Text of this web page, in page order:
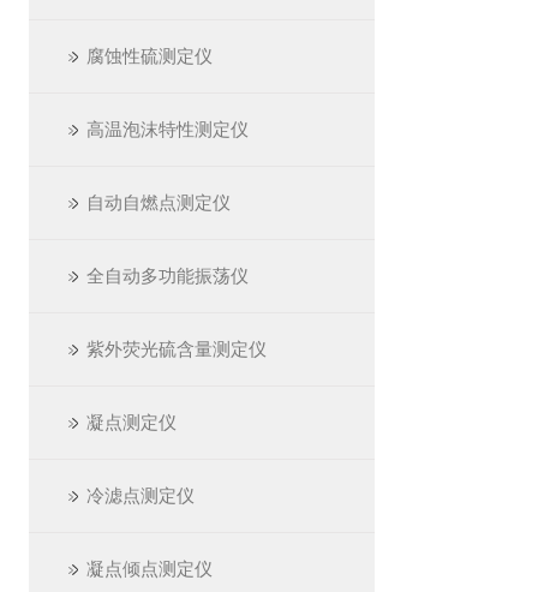
腐蚀性硫测定仪
高温泡沫特性测定仪
自动自燃点测定仪
全自动多功能振荡仪
紫外荧光硫含量测定仪
凝点测定仪
冷滤点测定仪
凝点倾点测定仪